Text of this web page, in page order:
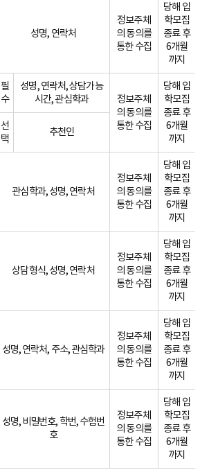
성명, 연락처
정보주체
의 동의를
통한 수집
당해 입
학모집
종료 후
6개월
까지
필
수
성명, 연락처, 상담가능
시간, 관심학과
정보주체
의 동의를
통한 수집
당해 입
학모집
종료 후
6개월
까지
선
택
추천인
관심학과, 성명, 연락처
정보주체
의 동의를
통한 수집
당해 입
학모집
종료 후
6개월
까지
상담형식, 성명, 연락처
정보주체
의 동의를
통한 수집
당해 입
학모집
종료 후
6개월
까지
성명, 연락처, 주소, 관심학과
정보주체
의 동의를
통한 수집
당해 입
학모집
종료 후
6개월
까지
성명, 비밀번호, 학번, 수험번
호
정보주체
의 동의를
통한 수집
당해 입
학모집
종료 후
6개월
까지